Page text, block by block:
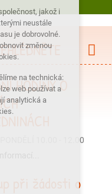
webu
jakož i
neustále
je dobrovolné.
změnou
na technická:
web používat a
analytická a
HODINY O
PONDĚLÍ 10.00 - 12.00
při žádosti o